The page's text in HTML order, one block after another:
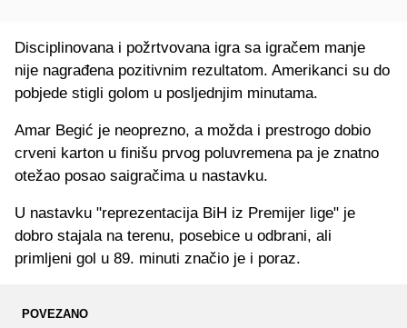
Disciplinovana i požrtvovana igra sa igračem manje
nije nagrađena pozitivnim rezultatom. Amerikanci su do
pobjede stigli golom u posljednjim minutama.
Amar Begić je neoprezno, a možda i prestrogo dobio
crveni karton u finišu prvog poluvremena pa je znatno
otežao posao saigračima u nastavku.
U nastavku "reprezentacija BiH iz Premijer lige" je
dobro stajala na terenu, posebice u odbrani, ali
primljeni gol u 89. minuti značio je i poraz.
POVEZANO